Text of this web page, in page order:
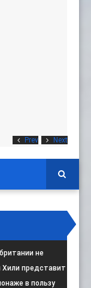
Prev Next
не
представит
в пользу